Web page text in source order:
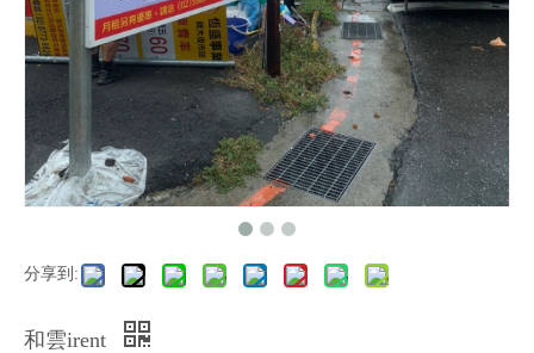
分享到:
和雲irent